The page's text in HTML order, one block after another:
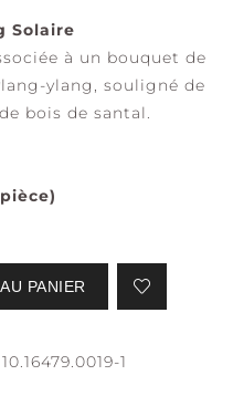
Solaire
à un bouquet de
ylang, souligné de
bois de santal.
PANIER
10.16479.0019-1